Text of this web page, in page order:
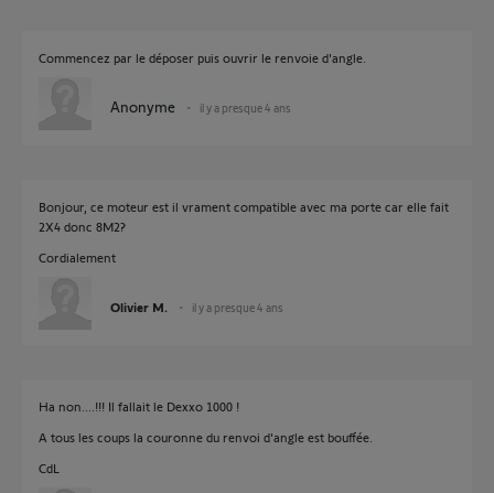
Commencez par le déposer puis ouvrir le renvoie d'angle.
Anonyme il y a presque 4 ans
Bonjour, ce moteur est il vrament compatible avec ma porte car elle fait
2X4 donc 8M2?
Cordialement
Olivier M. il y a presque 4 ans
Ha non....!!! Il fallait le Dexxo 1000 !
A tous les coups la couronne du renvoi d'angle est bouffée.
CdL